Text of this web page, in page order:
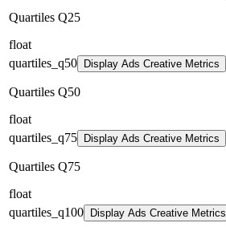
Quartiles Q25
float
quartiles_q50
Display Ads Creative Metrics
Quartiles Q50
float
quartiles_q75
Display Ads Creative Metrics
Quartiles Q75
float
quartiles_q100
Display Ads Creative Metrics